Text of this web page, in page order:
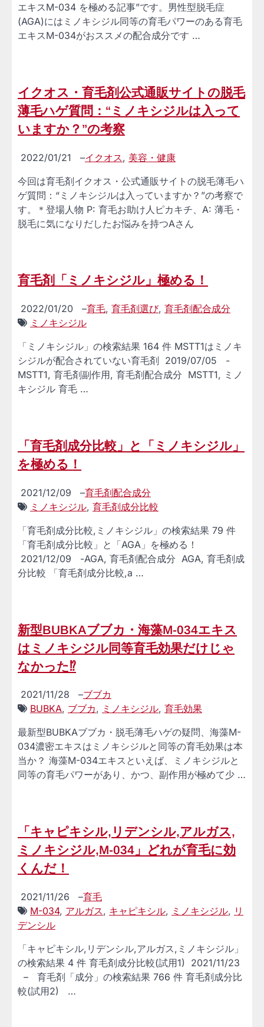
エキスM-034 を極める記事”です。男性型脱毛症
(AGA)にはミノキシジル同等の育毛パワーのある育毛
エキスM-034がおススメの配合成分です …
イクオス・育毛剤公式通販サイトの脱毛
薄毛ハゲ質問：“ミノキシジルは入って
いますか？”の考察
2022/01/21 –イクオス, 美容・健康
今回は育毛剤イクオス・公式通販サイトの脱毛薄毛ハ
ゲ質問：“ミノキシジルは入っていますか？”の考察で
す。＊登場人物 P: 育毛お助け人ピカキチ、A: 薄毛・
脱毛に気になりだしたお悩みを持つAさん
育毛剤「ミノキシジル」極める！
2022/01/20 –育毛, 育毛剤選び, 育毛剤配合成分
ミノキシジル
「ミノキシジル」の検索結果 164 件 MSTT1はミノキ
シジルが配合されていない育毛剤 2019/07/05 -
MSTT1, 育毛剤副作用, 育毛剤配合成分 MSTT1, ミノ
キシジル 育毛 …
「育毛剤成分比較」と「ミノキシジル」
を極める！
2021/12/09 –育毛剤配合成分
ミノキシジル, 育毛剤成分比較
「育毛剤成分比較,ミノキシジル」の検索結果 79 件
「育毛剤成分比較」と「AGA」を極める！
2021/12/09 -AGA, 育毛剤配合成分 AGA, 育毛剤成
分比較 「育毛剤成分比較,a …
新型BUBKAブブカ・海藻M-034エキス
はミノキシジル同等育毛効果だけじゃ
なかった⁉
2021/11/28 –ブブカ
BUBKA, ブブカ, ミノキシジル, 育毛効果
最新型BUBKAブブカ・脱毛薄毛ハゲの疑問、海藻M-
034濃密エキスはミノキシジルと同等の育毛効果は本
当か？ 海藻M-034エキスといえば、ミノキシジルと
同等の育毛パワーがあり、かつ、副作用が極めて少 …
「キャピキシル,リデンシル,アルガス,
ミノキシジル,M-034」どれが育毛に効
くんだ！
2021/11/26 –育毛
M-034, アルガス, キャピキシル, ミノキシジル, リ
デンシル
「キャピキシル,リデンシル,アルガス,ミノキシジル」
の検索結果 4 件 育毛剤成分比較(試用1) 2021/11/23
– 育毛剤「成分」の検索結果 766 件 育毛剤成分比
較(試用2) …